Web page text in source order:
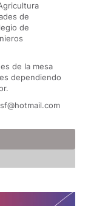
de
de
de la mesa
dependiendo